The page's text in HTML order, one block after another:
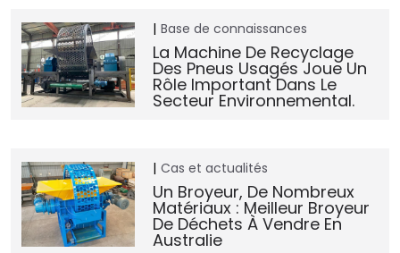
Base de connaissances
La Machine De Recyclage
Des Pneus Usagés Joue Un
Rôle Important Dans Le
Secteur Environnemental.
Cas et actualités
Un Broyeur, De Nombreux
Matériaux : Meilleur Broyeur
De Déchets À Vendre En
Australie